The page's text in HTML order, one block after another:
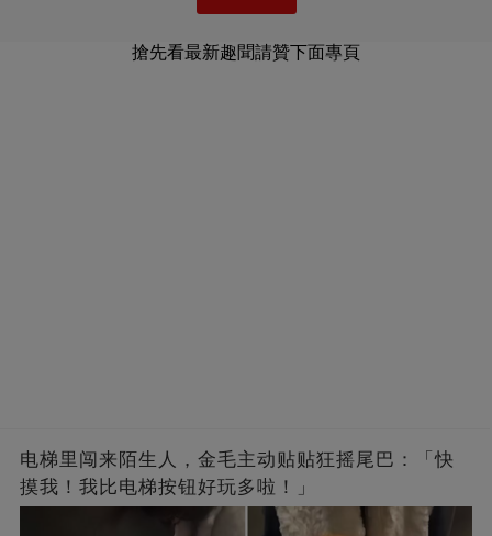
搶先看最新趣聞請贊下面專頁
电梯里闯来陌生人，金毛主动贴贴狂摇尾巴：「快
摸我！我比电梯按钮好玩多啦！」